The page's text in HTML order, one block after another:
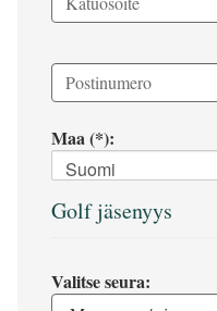
Maa (*):
Suomi
Golf jäsenyys
Valitse seura: